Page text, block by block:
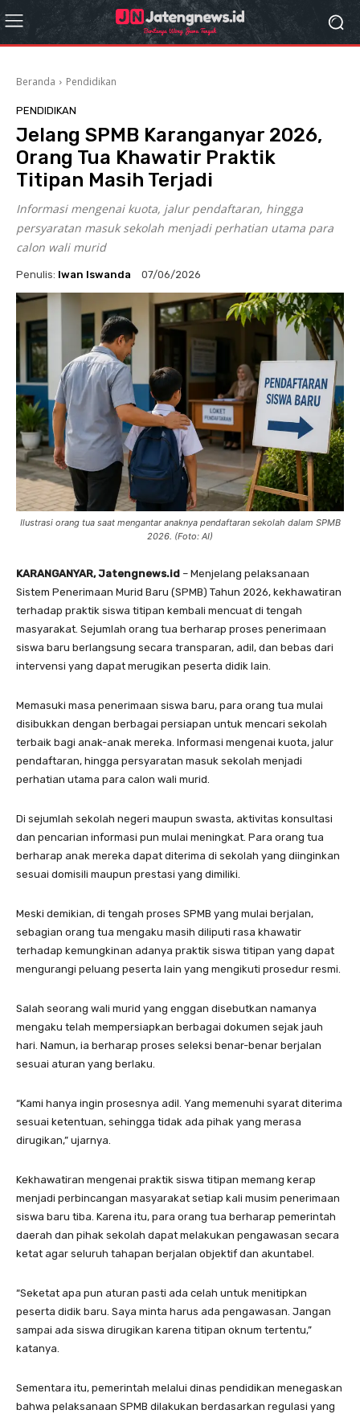
Beranda Pendidikan
PENDIDIKAN
Jelang SPMB Karanganyar 2026,
Orang Tua Khawatir Praktik
Titipan Masih Terjadi
Informasi mengenai kuota, jalur pendaftaran, hingga
persyaratan masuk sekolah menjadi perhatian utama para
calon wali murid
Penulis: Iwan Iswanda 07/06/2026
Ilustrasi orang tua saat mengantar anaknya pendaftaran sekolah dalam SPMB
2026. (Foto: AI)
KARANGANYAR, Jatengnews.id – Menjelang pelaksanaan
Sistem Penerimaan Murid Baru (SPMB) Tahun 2026, kekhawatiran
terhadap praktik siswa titipan kembali mencuat di tengah
masyarakat. Sejumlah orang tua berharap proses penerimaan
siswa baru berlangsung secara transparan, adil, dan bebas dari
intervensi yang dapat merugikan peserta didik lain.
Memasuki masa penerimaan siswa baru, para orang tua mulai
disibukkan dengan berbagai persiapan untuk mencari sekolah
terbaik bagi anak-anak mereka. Informasi mengenai kuota, jalur
pendaftaran, hingga persyaratan masuk sekolah menjadi
perhatian utama para calon wali murid.
Di sejumlah sekolah negeri maupun swasta, aktivitas konsultasi
dan pencarian informasi pun mulai meningkat. Para orang tua
berharap anak mereka dapat diterima di sekolah yang diinginkan
sesuai domisili maupun prestasi yang dimiliki.
Meski demikian, di tengah proses SPMB yang mulai berjalan,
sebagian orang tua mengaku masih diliputi rasa khawatir
terhadap kemungkinan adanya praktik siswa titipan yang dapat
mengurangi peluang peserta lain yang mengikuti prosedur resmi.
Salah seorang wali murid yang enggan disebutkan namanya
mengaku telah mempersiapkan berbagai dokumen sejak jauh
hari. Namun, ia berharap proses seleksi benar-benar berjalan
sesuai aturan yang berlaku.
“Kami hanya ingin prosesnya adil. Yang memenuhi syarat diterima
sesuai ketentuan, sehingga tidak ada pihak yang merasa
dirugikan,” ujarnya.
Kekhawatiran mengenai praktik siswa titipan memang kerap
menjadi perbincangan masyarakat setiap kali musim penerimaan
siswa baru tiba. Karena itu, para orang tua berharap pemerintah
daerah dan pihak sekolah dapat melakukan pengawasan secara
ketat agar seluruh tahapan berjalan objektif dan akuntabel.
“Seketat apa pun aturan pasti ada celah untuk menitipkan
peserta didik baru. Saya minta harus ada pengawasan. Jangan
sampai ada siswa dirugikan karena titipan oknum tertentu,”
katanya.
Sementara itu, pemerintah melalui dinas pendidikan menegaskan
bahwa pelaksanaan SPMB dilakukan berdasarkan regulasi yang